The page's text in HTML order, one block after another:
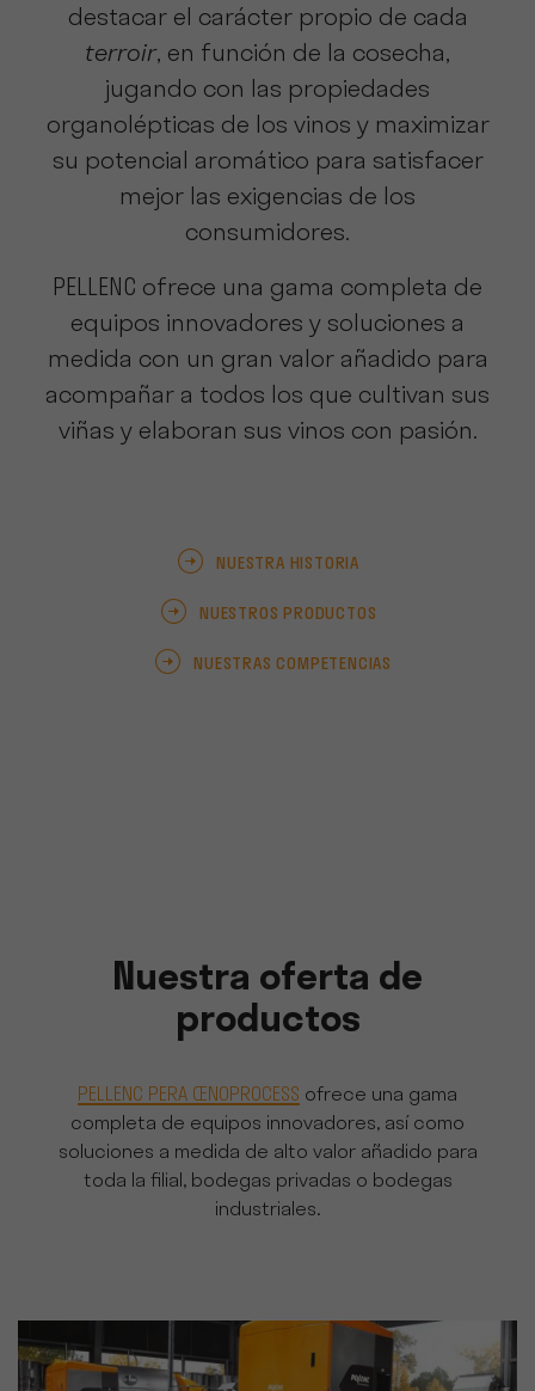
destacar el carácter propio de cada
terroir, en función de la cosecha,
jugando con las propiedades
organolépticas de los vinos y maximizar
su potencial aromático para satisfacer
mejor las exigencias de los
consumidores.
PELLENC ofrece una gama completa de
equipos innovadores y soluciones a
medida con un gran valor añadido para
acompañar a todos los que cultivan sus
viñas y elaboran sus vinos con pasión.
NUESTRA HISTORIA
NUESTROS PRODUCTOS
NUESTRAS COMPETENCIAS
Nuestra oferta de
productos
PELLENC PERA ŒNOPROCESS ofrece una gama
completa de equipos innovadores, así como
soluciones a medida de alto valor añadido para
toda la filial, bodegas privadas o bodegas
industriales.